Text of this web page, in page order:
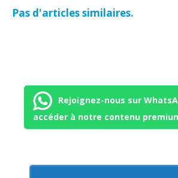
Pas d'articles similaires.
Rejoignez-nous sur
accéder à notre contenu